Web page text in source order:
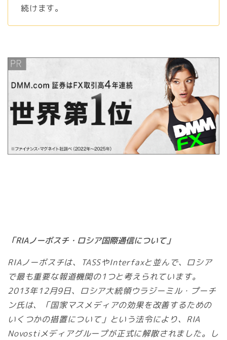
続けます。
「RIAノーボスチ・ロシア国際通信について」
RIAノーボスチは、TASSやInterfaxと並んで、ロシア
で最も重要な報道機関の1つと考えられています。
2013年12月9日、ロシア大統領ウラジーミル・プーチ
ン氏は、「国家マスメディアの効果を改善するための
いくつかの措置について」という法令により、RIA
Novostiメディアグループが正式に解散されました。し